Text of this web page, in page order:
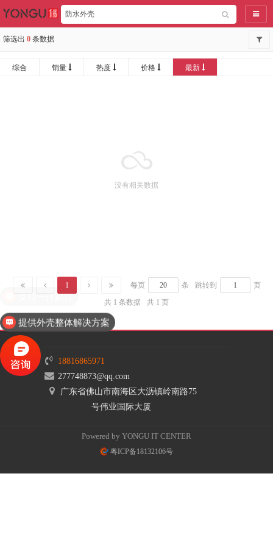
导航
筛选出 0 条数据
综合 销量 热度 价格 最新
没有相关数据
1 每页 条 跳转到
页
共 1 条数据
共 1 页
18816865971
277748873@qq.com
广东省佛山市南海区大沥镇岭南路75
号伟业国际大厦
Powered by YONGU IT CENTER
粤ICP备18132106号
提供外壳整体解决方案
支持一件起订